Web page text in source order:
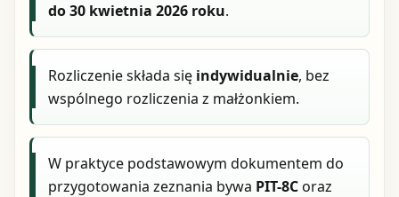
do 30 kwietnia 2026 roku.
Rozliczenie składa się indywidualnie, bez
wspólnego rozliczenia z małżonkiem.
W praktyce podstawowym dokumentem do
przygotowania zeznania bywa PIT-8Coraz